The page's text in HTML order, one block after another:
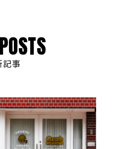
POSTS
記事